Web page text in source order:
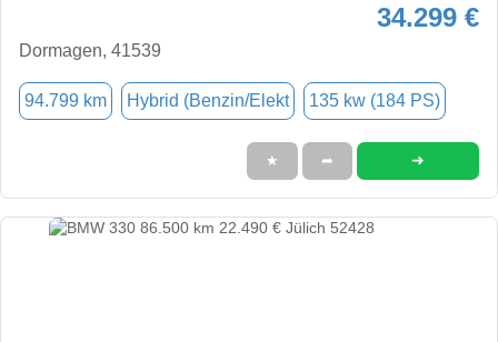
34.299 €
Dormagen, 41539
94.799 km Hybrid (Benzin/Elekt 135 kw (184 PS)
★ ➦ ➜